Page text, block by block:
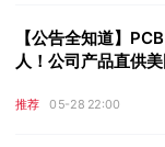
【公告全知道】
人！公司产品直供
推荐 05-28 22:00